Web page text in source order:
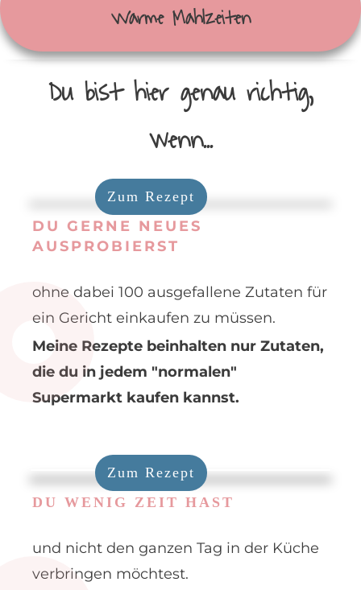
Warme Mahlzeiten
Du bist hier genau richtig,
wenn...
Zum Rezept
DU GERNE NEUES
AUSPROBIERST
ohne dabei 100 ausgefallene Zutaten für
ein Gericht einkaufen zu müssen.
Meine Rezepte beinhalten nur Zutaten,
die du in jedem "normalen"
Supermarkt kaufen kannst.
DU WENIG ZEIT HAST
und nicht den ganzen Tag in der Küche
verbringen möchtest.
Zum Rezept